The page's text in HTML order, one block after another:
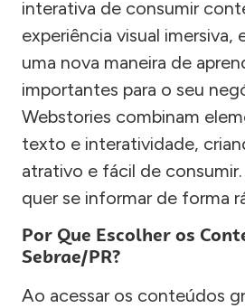
interativa de consumir
experiência visual imersiva,
uma nova maneira de
importantes para o seu
Webstories combinam
texto e interatividade,
atrativo e fácil de
quer se informar de forma
Por Que Escolher os
Sebrae/PR?
Ao acessar os conteúdos